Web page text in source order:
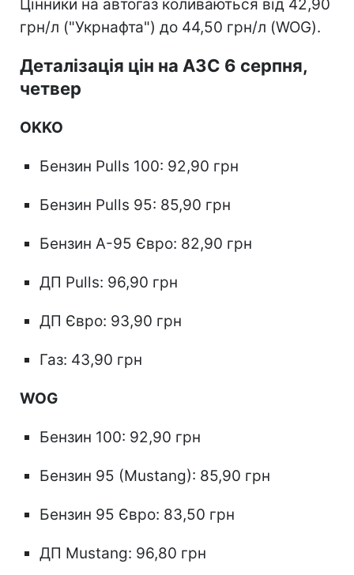
Цінники на автогаз коливаються від 42,90
грн/л ("Укрнафта") до 44,50 грн/л (WOG).
Деталізація цін на АЗС 6 серпня,
четвер
OKKO
Бензин Pulls 100: 92,90 грн
Бензин Pulls 95: 85,90 грн
Бензин А-95 Євро: 82,90 грн
ДП Pulls: 96,90 грн
ДП Євро: 93,90 грн
Газ: 43,90 грн
WOG
Бензин 100: 92,90 грн
Бензин 95 (Mustang): 85,90 грн
Бензин 95 Євро: 83,50 грн
ДП Mustang: 96,80 грн